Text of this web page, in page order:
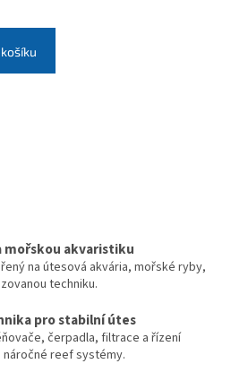
mořskou akvaristiku
na útesová akvária, mořské ryby,
techniku.
pro stabilní útes
čerpadla, filtrace a řízení
reef systémy.